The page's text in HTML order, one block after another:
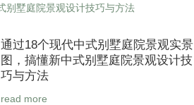
通过18个现代中式别墅庭院景观实景
图，搞懂新中式别墅庭院景观设计技
巧与方法
read more